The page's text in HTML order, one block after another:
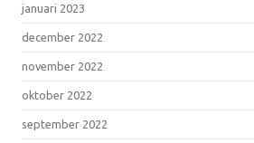
januari 2023
december 2022
november 2022
oktober 2022
september 2022